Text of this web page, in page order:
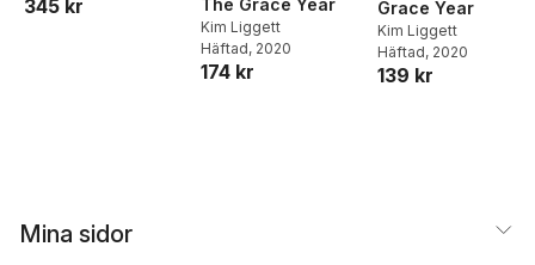
345 kr
Kim Liggett
Häftad, 2020
174 kr
Grace Year
Kim Liggett
Häftad, 2020
139 kr
Mina sidor